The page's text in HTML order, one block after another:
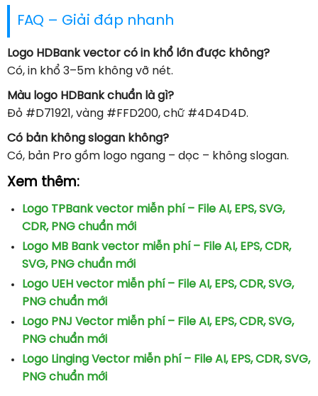
FAQ – Giải đáp nhanh
Logo HDBank vector có in khổ lớn được không?
Có, in khổ 3–5m không vỡ nét.
Màu logo HDBank chuẩn là gì?
Đỏ #D71921, vàng #FFD200, chữ #4D4D4D.
Có bản không slogan không?
Có, bản Pro gồm logo ngang – dọc – không slogan.
Xem thêm:
Logo TPBank vector miễn phí – File AI, EPS, SVG,
CDR, PNG chuẩn mới
Logo MB Bank vector miễn phí – File AI, EPS, CDR,
SVG, PNG chuẩn mới
Logo UEH vector miễn phí – File AI, EPS, CDR, SVG,
PNG chuẩn mới
Logo PNJ Vector miễn phí – File AI, EPS, CDR, SVG,
PNG chuẩn mới
Logo Linging Vector miễn phí – File AI, EPS, CDR, SVG,
PNG chuẩn mới